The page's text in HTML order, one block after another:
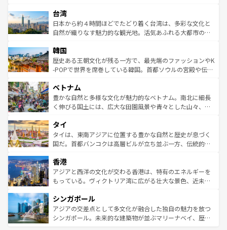
情報は
人々、おいしいローカルフードやハワイアンミュージッ
ク、伝統的なフラダンスなど、すべてがハワイの魅力を彩
っている。訪れるたびに新しい発見と感動が待っているハ
はコンテンツ一覧
リアリーフや大陸中央部にそびえるウルル（エアーズロッ
ク）、タスマニアの美しい原生林やケアンズの熱帯雨林な
ど、見どころがたくさん。また、カフェやワイン、オージ
いる。アクティビティも充実しており、サーフィンやダイ
ビング、ハイキングなど、アウトドア好きにはたまらな
い。オーストラリアの多彩な魅力を存分に味わいつくそ
参照してほしい。
台湾
日本から約４時間ほどでたどり着く台湾は、多彩な文化と
自然が織りなす魅力的な観光地。活気あふれる大都市の台
ン）、静ひつな山岳地帯である台湾東部など、都市の喧騒
と山間の静けさが共存しており、訪れる人に新しい発見と
驚きをもたらしてくれる。また、奥深い台湾の食文化も魅
容にもいいと評判のスイーツなど、バラエティ豊かな料理
が味わえる。 なお、新着の台湾情報は コンテンツ一覧を参
照してほしい。
韓国
歴史ある王朝文化が残る一方で、最先端のファッションやK
-POPで世界を席巻している韓国。首都ソウルの宮殿や伝統
き、地方に足を延ばせば四季折々の自然美を楽しむことが
できる。そして、キムチや焼肉、絶品のストリートフード
まで、さまざまな韓国料理が待っている。夜には、韓国な
リティに包まれながら、韓国の多彩な魅力を心ゆくまで味
わってみてほしい。 なお、新着の韓国情報はコンテンツ一
覧を参照してほしい。
ベトナム
豊かな自然と多様な文化が魅力的なベトナム。南北に細長
く伸びる国土には、広大な田園風景や青々とした山々、世
急速な発展と共に伝統が息づく。ハノイの古い町並みやホ
ーチミン市のフランス統治時代の建物も、独特の雰囲気を
醸し出している。また、バラエティの豊かさとおいしさで
とつ。フォーやバインミー、ベトナムコーヒーなどは、ぜ
ひ現地で味わいたい。どの地域を訪れてもあたたかい人々
が旅行者を迎えてくれるので、きっと忘れられない旅にな
参照してほしい。
タイ
タイは、東南アジアに位置する豊かな自然と歴史が息づく
国だ。首都バンコクは高層ビルが立ち並ぶ一方、伝統的な
の活気が交差している。北部ではチェンマイなどの山岳地
帯で自然と触れ合い、南部ではプーケットやクラビの美し
いビーチでリゾート気分を楽しむことができる。タイ料理
激する。気候は一年中温暖で、どの季節にも異なる楽しみ
が待っている。親しみやすいタイの人々、仏教を中心とし
た文化、そして多様な観光資源が、訪れる旅人を魅了し続
香港
アジアと西洋の文化が交わる香港は、特有のエネルギーを
もっている。ヴィクトリア湾に広がる壮大な景色、近未来
み、どこを訪れても感動するはず。観光スポットが密集し
ており、効率よく見どころを回れるのも魅力。息をのむよ
うな絶景から文化的な体験まで、香港を存分に楽しみ尽く
シンガポール
アジアの交差点として多文化が融合した独自の魅力を放つ
シンガポール。未来的な建築物が並ぶマリーナベイ、歴史